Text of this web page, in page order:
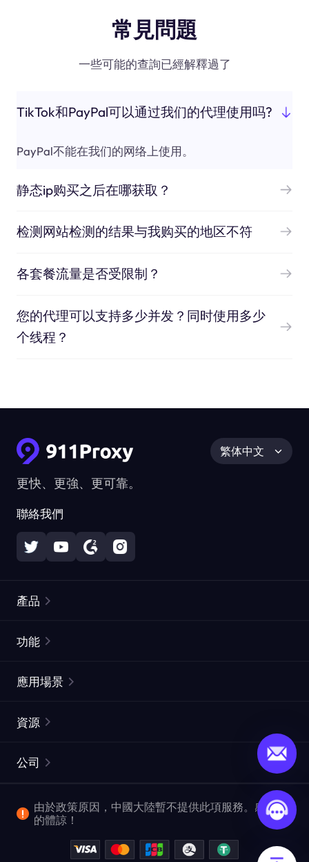
常見問題
一些可能的查詢已經解釋過了
TikTok和PayPal可以通过我们的代理使用吗?
PayPal不能在我们的网络上使用。
静态ip购买之后在哪获取？
检测网站检测的结果与我购买的地区不符
各套餐流量是否受限制？
您的代理可以支持多少并发？同时使用多少
个线程？
更快、更強、更可靠。
聯絡我們
繁体中文
產品
靜態住宅代理
網頁擷取 API
視頻下載 API
功能
ISP代理
ProxySite
應用場景
市場研究
爬行和索引
查看所有使用案例
資源
常見問題解答
位置
公司
企業服務
反洗錢合規計劃
由於政策原因，中國大陸暫不提供此項服務。感謝您
的體諒！